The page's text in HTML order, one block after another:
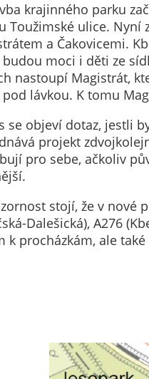
krajinného parku
Toužimské ulice. Nyní
a Čakovicemi.
moci i děti ze
nastoupí Magistrát,
lávkou. K tomu
se objeví dotaz, jestli
projekt
pro sebe, ačkoliv
stojí, že v nové
Dalešická), A276
k procházkám, ale